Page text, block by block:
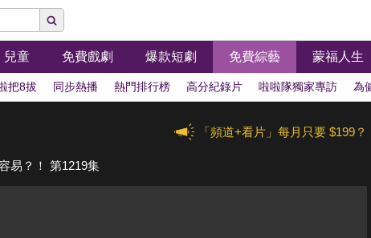
兒童 免費戲劇 爆款短劇 免費綜藝 蒙福人生
把8拔 同步熱播 熱門排行榜 高分紀錄片 啦啦隊獨家專訪 為
「頻道+看片」每月只要 $199？
易？！ 第1219集